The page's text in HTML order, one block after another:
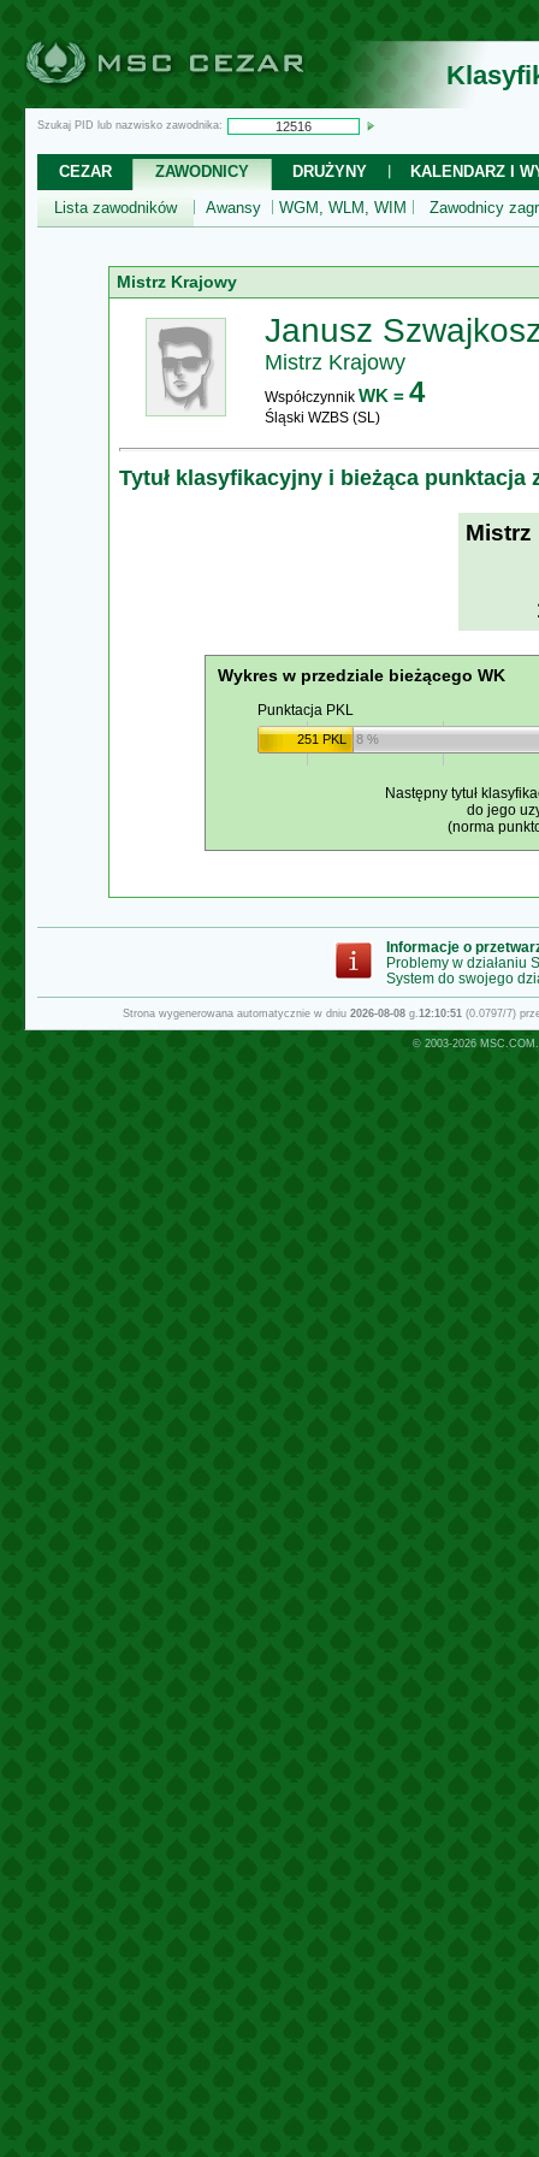
Szukaj PID lub nazwisko zawodnika:
CEZAR ZAWODNICY DRUŻYNY
KALENDARZ I
Lista zawodników
Awansy WGM, WLM, WIM Zawodnicy
Mistrz Krajowy
Janusz
Mistrz Krajowy
Współczynnik WK = 4
Śląski WZBS (SL)
Tytuł klasyfikacyjny i bieżąca punktacja
Mistrz
Wykres w przedziale bieżącego WK
Punktacja PKL
251 PKL 8 %
Następny tytuł
do jego
(norma
Informacje o
Problemy w działaniu
System do swojego
Strona wygenerowana automatycznie w dniu 2026-08-08g.12:10:51(0.0797/7)
© 2003-2026